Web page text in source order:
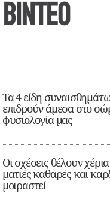
ΒΙΝΤΕΟ
Τα 4 είδη
επιδρούν άμεσα στο
φυσιολογία μας
Οι σχέσεις θέλουν
ματιές καθαρές και
μοιραστεί